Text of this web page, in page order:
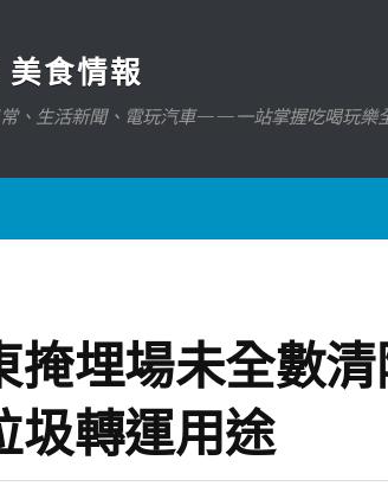
食情報
、生活新聞、電玩汽車——一站掌握吃喝玩樂
掩埋場未全數
圾轉運用途